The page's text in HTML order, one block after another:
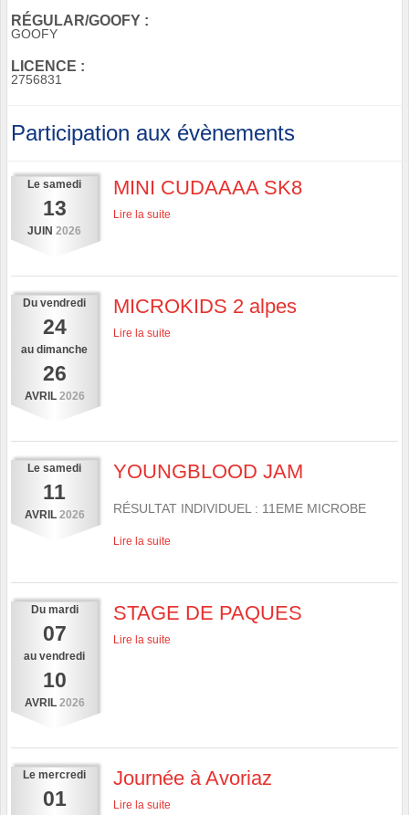
RÉGULAR/GOOFY :
GOOFY
LICENCE :
2756831
Participation aux évènements
Le samedi
13
JUIN 2026
MINI CUDAAAA SK8
Lire la suite
Du vendredi
24
au dimanche
26
AVRIL 2026
MICROKIDS 2 alpes
Lire la suite
Le samedi
11
AVRIL 2026
YOUNGBLOOD JAM
RÉSULTAT INDIVIDUEL : 11EME MICROBE
Lire la suite
Du mardi
07
au vendredi
10
AVRIL 2026
STAGE DE PAQUES
Lire la suite
Le mercredi
01
Journée à Avoriaz
Lire la suite